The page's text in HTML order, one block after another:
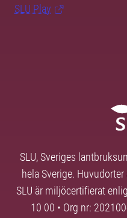
SLU Play
SLU, Sveriges
hela Sverige.
SLU är miljöcertifierat
10 00 • Org nr: